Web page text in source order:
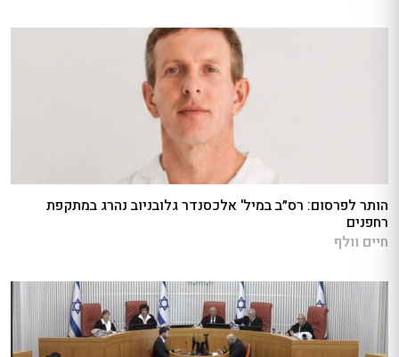
הותר לפרסום: רס״ב במיל' אלכסנדר גלובניוב נהרג במתקפת
רחפנים
חיים וולף